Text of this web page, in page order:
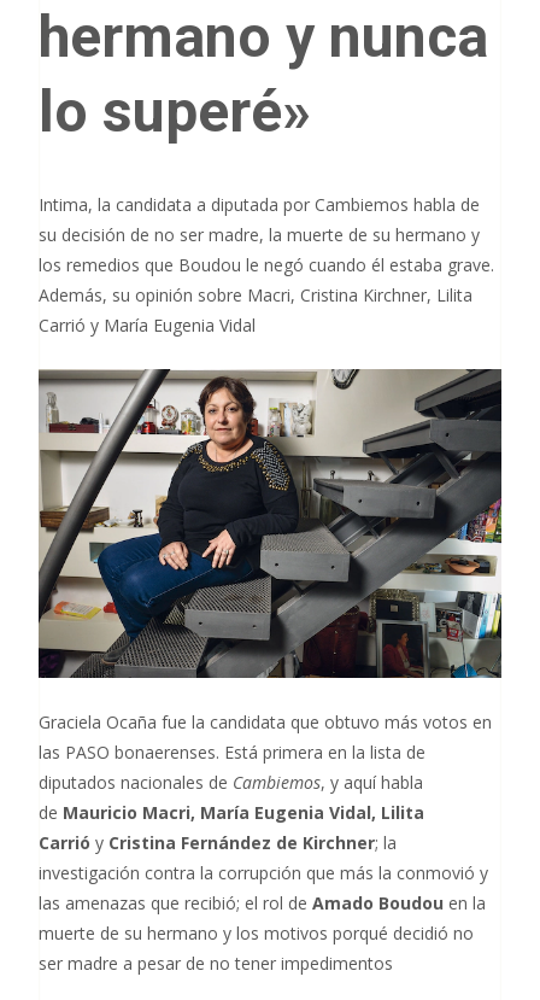
hermano y nunca
lo superé»
Intima, la candidata a diputada por Cambiemos habla de
su decisión de no ser madre, la muerte de su hermano y
los remedios que Boudou le negó cuando él estaba grave.
Además, su opinión sobre Macri, Cristina Kirchner, Lilita
Carrió y María Eugenia Vidal
Graciela Ocaña fue la candidata que obtuvo más votos en
las PASO bonaerenses. Está primera en la lista de
diputados nacionales de Cambiemos, y aquí habla
de Mauricio Macri, María Eugenia Vidal, Lilita
Carrió y Cristina Fernández de Kirchner; la
investigación contra la corrupción que más la conmovió y
las amenazas que recibió; el rol de Amado Boudou en la
muerte de su hermano y los motivos porqué decidió no
ser madre a pesar de no tener impedimentos